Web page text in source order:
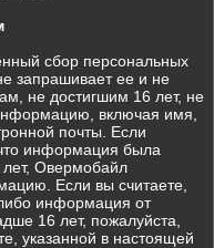
сбор персональных
запрашивает ее и не
не достигшим 16 лет, не
включая имя,
почты. Если
информация была
лет, Овермобайл
Если вы считаете,
информация от
16 лет, пожалуйста,
указанной в настоящей